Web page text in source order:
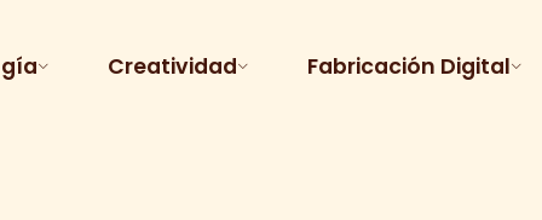
Creatividad Fabricación Digital